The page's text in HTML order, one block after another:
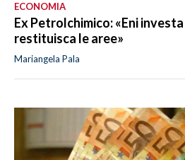
ECONOMIA
Ex Petrolchimico: «Eni
restituisca le aree»
Mariangela Pala